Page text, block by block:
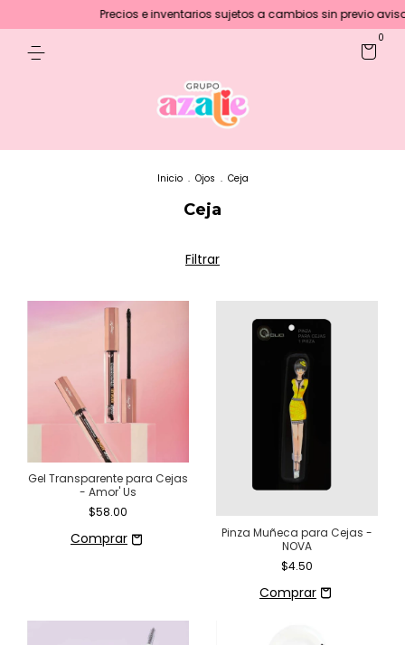
Precios e inventarios sujetos a cambios sin previo aviso :) En
0
Inicio . Ojos . Ceja
Ceja
Filtrar
Gel Transparente para Cejas
- Amor' Us
$58.00
Pinza Muñeca para Cejas -
NOVA
$4.50